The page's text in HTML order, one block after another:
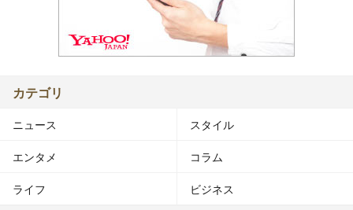
カテゴリ
ニュース スタイル
エンタメ コラム
ライフ ビジネス